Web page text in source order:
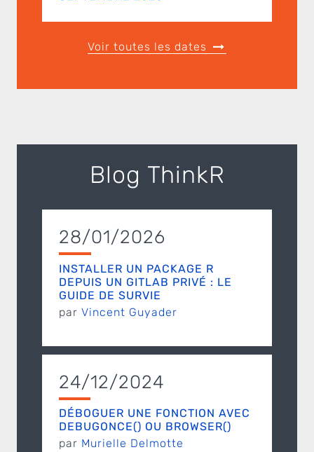
Voir toutes les dates
Blog ThinkR
28/01/2026
INSTALLER UN PACKAGE R
DEPUIS UN GITLAB PRIVÉ : LE
GUIDE DE SURVIE
par Vincent Guyader
24/12/2024
DÉBOGUER UNE FONCTION AVEC
DEBUGONCE() OU BROWSER()
par Murielle Delmotte